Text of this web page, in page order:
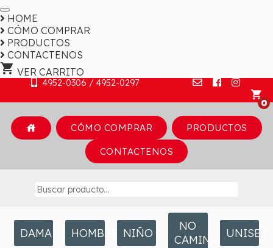
HOME
CÓMO COMPRAR
PRODUCTOS
CONTACTENOS
shopping_cart VER CARRITO
4952-0306 / 4952-0297
shopping_cart
house CÓMO COMPRAR PRODUCTOS
CONTACTENOS
DAMA HOMBRE NIÑO
NO
CAMINANTEUNISEX